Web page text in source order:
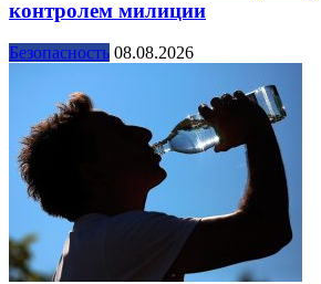
контролем милиции
Безопасность 08.08.2026